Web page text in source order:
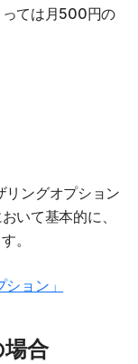
っては月500円の
ングオプション
いて基本的に、
。
ョン」
合